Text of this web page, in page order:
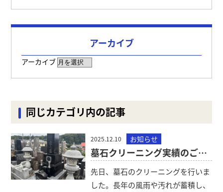
アーカイブ
アーカイブ
同じカテゴリ内の記事
2025.12.10 お知らせ
墓石クリーニング実績のご紹介
先日、墓石のクリーニングを行いま
した。長年の風雨や汚れが蓄積し、